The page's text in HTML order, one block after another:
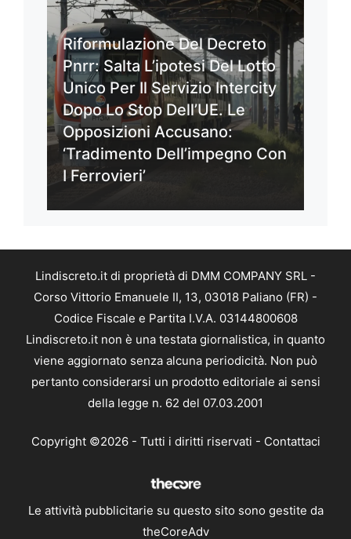
Riformulazione Del Decreto
Pnrr: Salta L’ipotesi Del Lotto
Unico Per Il Servizio Intercity
Dopo Lo Stop Dell’UE. Le
Opposizioni Accusano:
‘Tradimento Dell’impegno Con
I Ferrovieri’
Lindiscreto.it di proprietà di DMM COMPANY SRL -
Corso Vittorio Emanuele II, 13, 03018 Paliano (FR) -
Codice Fiscale e Partita I.V.A. 03144800608
Lindiscreto.it non è una testata giornalistica, in quanto
viene aggiornato senza alcuna periodicità. Non può
pertanto considerarsi un prodotto editoriale ai sensi
della legge n. 62 del 07.03.2001
Copyright ©2026 - Tutti i diritti riservati - Contattaci
Le attività pubblicitarie su questo sito sono gestite da
theCoreAdv